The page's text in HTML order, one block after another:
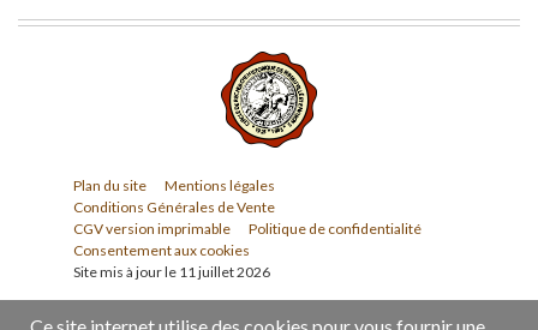
Plan du site
Mentions légales
Conditions Générales de Vente
CGV version imprimable
Politique de confidentialité
Consentement aux cookies
Site mis à jour le 11 juillet 2026